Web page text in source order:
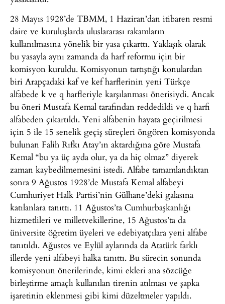
28 Mayıs 1928’de TBMM, 1 Haziran’dan itibaren resmi
daire ve kuruluşlarda uluslararası rakamların
kullanılmasına yönelik bir yasa çıkarttı. Yaklaşık olarak
bu yasayla aynı zamanda da harf reformu için bir
komisyon kuruldu. Komisyonun tartıştığı konulardan
biri Arapçadaki kaf ve kef harflerinin yeni Türkçe
alfabede k ve q harfleriyle karşılanması önerisiydi. Ancak
bu öneri Mustafa Kemal tarafından reddedildi ve q harfi
alfabeden çıkartıldı. Yeni alfabenin hayata geçirilmesi
için 5 ile 15 senelik geçiş süreçleri öngören komisyonda
bulunan Falih Rıfkı Atay’ın aktardığına göre Mustafa
Kemal “bu ya üç ayda olur, ya da hiç olmaz” diyerek
zaman kaybedilmemesini istedi. Alfabe tamamlandıktan
sonra 9 Ağustos 1928’de Mustafa Kemal alfabeyi
Cumhuriyet Halk Partisi’nin Gülhane’deki galasına
katılanlara tanıttı. 11 Ağustos’ta Cumhurbaşkanlığı
hizmetlileri ve milletvekillerine, 15 Ağustos’ta da
üniversite öğretim üyeleri ve edebiyatçılara yeni alfabe
tanıtıldı. Ağustos ve Eylül aylarında da Atatürk farklı
illerde yeni alfabeyi halka tanıttı. Bu sürecin sonunda
komisyonun önerilerinde, kimi ekleri ana sözcüğe
birleştirme amaçlı kullanılan tirenin atılması ve şapka
işaretinin eklenmesi gibi kimi düzeltmeler yapıldı.